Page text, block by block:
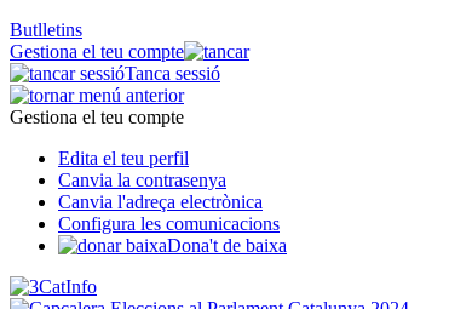
Butlletins
Gestiona el teu compte
Tanca sessió
Gestiona el teu compte
Edita el teu perfil
Canvia la contrasenya
Canvia l'adreça electrònica
Configura les comunicacions
Dona't de baixa